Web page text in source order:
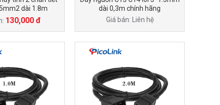
dài 1.8m
130,000 đ
dài 0,3m chính hãng
Giá bán: Liên hệ